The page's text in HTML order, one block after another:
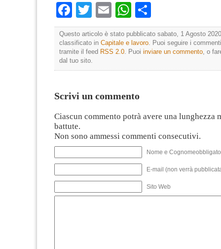
Facebook
TwitterEmailWhatsApp
Questo articolo è stato pubblicato sabato, 1 Agosto
classificato in Capitale e lavoro . Puoi seguire i
tramite il feed RSS 2.0 . Puoi inviare un commento , o
dal tuo sito.
Scrivi un commento
Ciascun commento potrà avere una lunghezza
battute.
Non sono ammessi commenti consecutivi.
Nome e
E-mail (non verrà
Sito Web